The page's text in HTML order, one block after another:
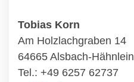
Tobias Korn
Am Holzlachgraben 14
64665 Alsbach-Hähnlein
Tel.: +49 6257 62737